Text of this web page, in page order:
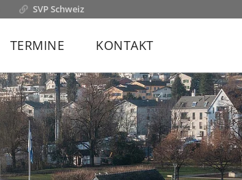
TERMINE KONTAKT
SVP Schweiz